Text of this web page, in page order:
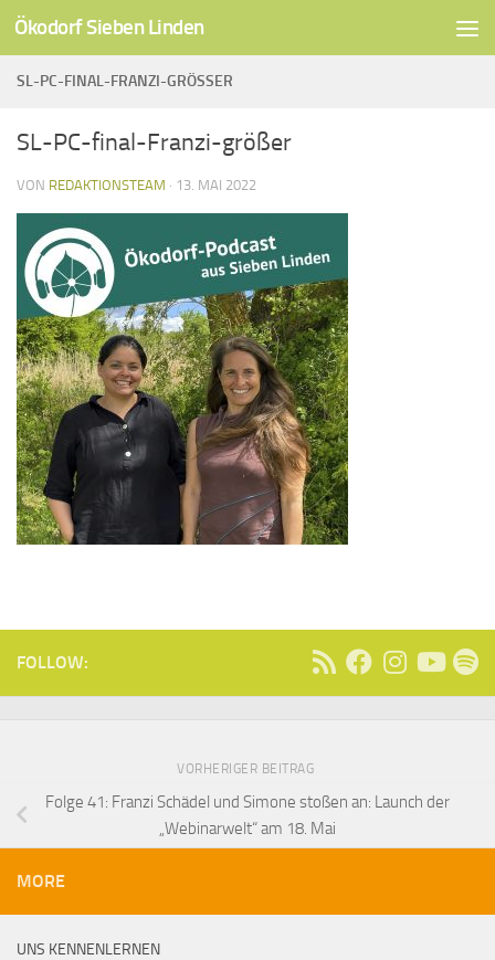
Unter dem Inhalt
Ökodorf Sieben Linden
SL-PC-FINAL-FRANZI-GRÖSSER
SL-PC-final-Franzi-größer
VON REDAKTIONSTEAM · 13. MAI 2022
FOLLOW:
VORHERIGER BEITRAG
Folge 41: Franzi Schädel und Simone stoßen an: Launch der
„Webinarwelt“ am 18. Mai
MORE
UNS KENNENLERNEN